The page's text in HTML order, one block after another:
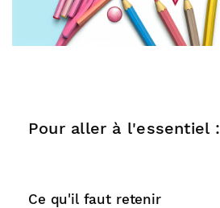
Pour aller à l'essentiel :
Ce qu'il faut retenir